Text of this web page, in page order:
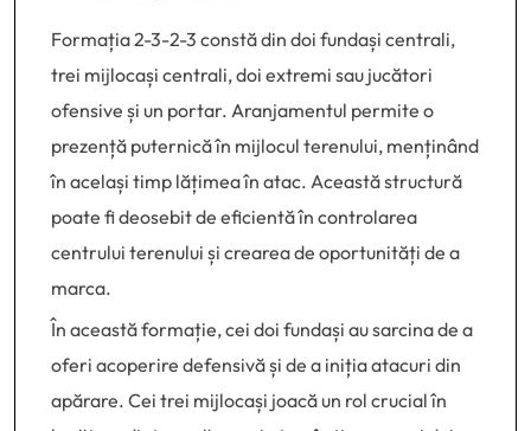
Formația 2-3-2-3 constă din doi fundași centrali,
trei mijlocași centrali, doi extremi sau jucători
ofensive și un portar. Aranjamentul permite o
prezență puternică în mijlocul terenului, menținând
în același timp lățimea în atac. Această structură
poate fi deosebit de eficientă în controlarea
centrului terenului și crearea de oportunități de a
marca.
În această formație, cei doi fundași au sarcina de a
oferi acoperire defensivă și de a iniția atacuri din
apărare. Cei trei mijlocași joacă un rol crucial în